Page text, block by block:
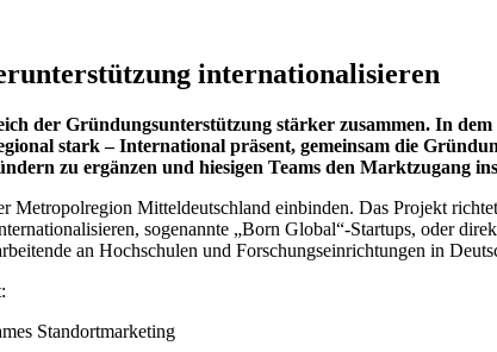
internationalisieren
der Gründungsunterstützung stärker zusammen. In
stark – International präsent, gemeinsam die
zu ergänzen und hiesigen Teams den Marktzugang
Mitteldeutschland einbinden. Das Projekt
sogenannte „Born Global“-Startups, oder
an Hochschulen und Forschungseinrichtungen in
Standortmarketing